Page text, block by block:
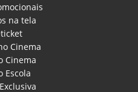
na tela
Cinema
Cinema
Escola